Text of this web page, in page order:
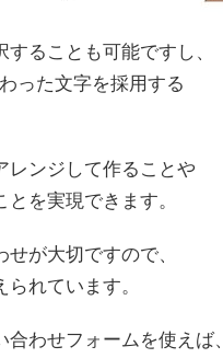
ることも可能ですし、
った文字を採用する
レンジして作ることや
を実現できます。
が大切ですので、
れています。
わせフォームを使えば、